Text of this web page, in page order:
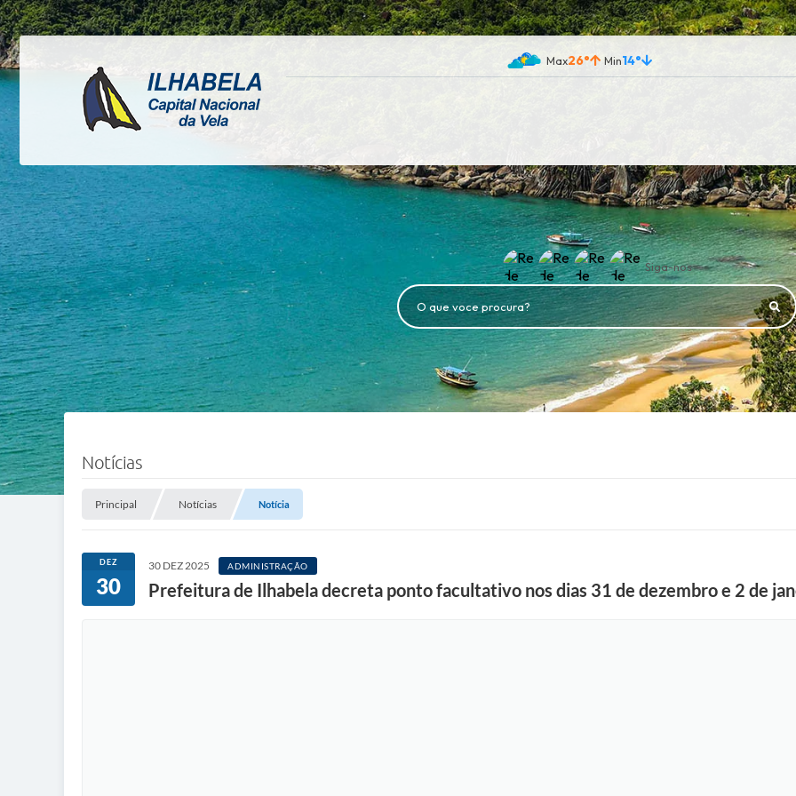
26° 14°
Siga-nos
O que voce procura?
Notícias
Principal Notícias Notícia
DEZ
30
30 DEZ 2025 ADMINISTRAÇÃO
Prefeitura de Ilhabela decreta ponto facultativo nos dias 31 de dezembro e 2 de